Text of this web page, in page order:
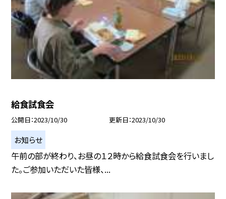
給食試食会
公開日 2023/10/30 更新日 2023/10/30
お知らせ
午前の部が終わり、お昼の１２時から給食試食会を行いまし
た。ご参加いただいた皆様、...